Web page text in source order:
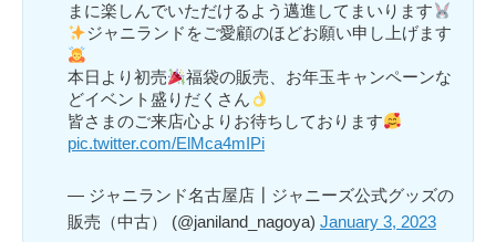
まに楽しんでいただけるよう邁進してまいります
ジャニランドをご愛顧のほどお願い申し上げます
本日より初売
福袋の販売、お年玉キャンペーンな
どイベント盛りだくさん
皆さまのご来店心よりお待ちしております
pic.twitter.com/ElMca4mIPi
— ジャニランド名古屋店┃ジャニーズ公式グッズの
販売（中古） (@janiland_nagoya) January 3, 2023